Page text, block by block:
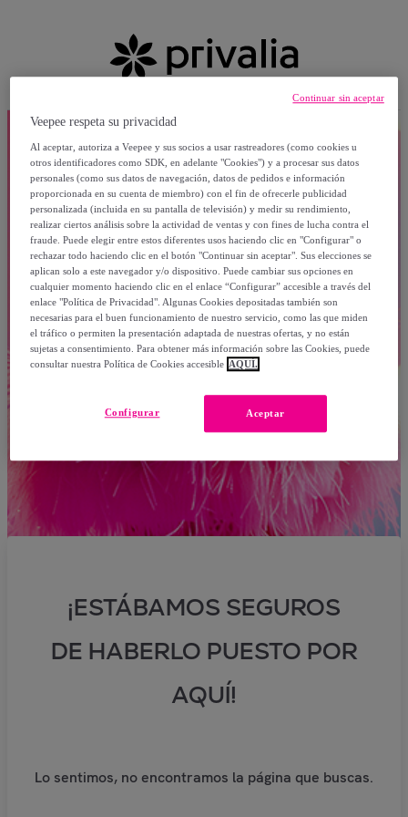
¡ESTÁBAMOS SEGUROS
DE HABERLO PUESTO POR
AQUÍ!
Lo sentimos, no encontramos la página que buscas.
Veepee respeta su privacidad
Al aceptar, autoriza a Veepee y sus socios a usar rastreadores (como cookies u
otros identificadores como SDK, en adelante "Cookies") y a procesar sus datos
personales (como sus datos de navegación, datos de pedidos e información
proporcionada en su cuenta de miembro) con el fin de ofrecerle publicidad
personalizada (incluida en su pantalla de televisión) y medir su rendimiento,
realizar ciertos análisis sobre la actividad de ventas y con fines de lucha contra el
fraude. Puede elegir entre estos diferentes usos haciendo clic en "Configurar" o
rechazar todo haciendo clic en el botón "Continuar sin aceptar". Sus elecciones se
aplican solo a este navegador y/o dispositivo. Puede cambiar sus opciones en
cualquier momento haciendo clic en el enlace “Configurar” accesible a través del
enlace "Política de Privacidad". Algunas Cookies depositadas también son
necesarias para el buen funcionamiento de nuestro servicio, como las que miden
el tráfico o permiten la presentación adaptada de nuestras ofertas, y no están
sujetas a consentimiento. Para obtener más información sobre las Cookies, puede
consultar nuestra Política de Cookies accesible AQUÍ.
Aceptar
Configurar
Continuar sin aceptar